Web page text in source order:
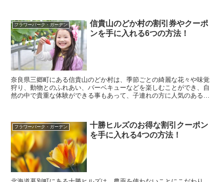
フラワーパーク・ガーデン
信貴山のどか村の割引券やクーポ
ンを手に入れる6つの方法！
奈良県三郷町にある信貴山のどか村は、季節ごとの綺麗な花々や味覚
狩り、動物とのふれあい、バーベキューなどを楽しむことができ、自
然の中で貴重な体験ができる事もあって、子連れの方に人気のある施
フラワーパーク・ガーデン
十勝ヒルズのお得な割引クーポン
を手に入れる4つの方法！